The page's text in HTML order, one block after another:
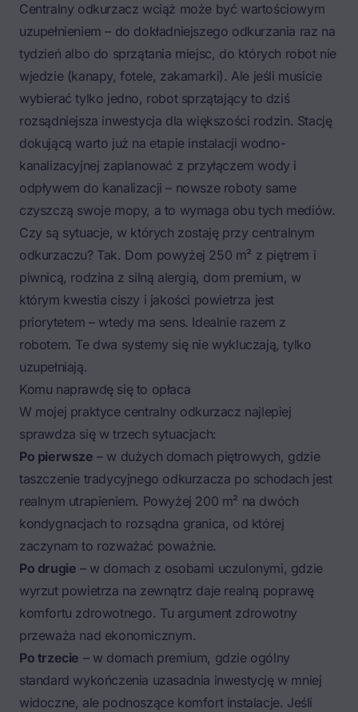
Centralny odkurzacz wciąż może być wartościowym
uzupełnieniem – do dokładniejszego odkurzania raz na
tydzień albo do sprzątania miejsc, do których robot nie
wjedzie (kanapy, fotele, zakamarki). Ale jeśli musicie
wybierać tylko jedno, robot sprzątający to dziś
rozsądniejsza inwestycja dla większości rodzin. Stację
dokującą warto już na etapie instalacji wodno-
kanalizacyjnej zaplanować z przyłączem wody i
odpływem do kanalizacji – nowsze roboty same
czyszczą swoje mopy, a to wymaga obu tych mediów.
Czy są sytuacje, w których zostaję przy centralnym
odkurzaczu? Tak. Dom powyżej 250 m² z piętrem i
piwnicą, rodzina z silną alergią, dom premium, w
którym kwestia ciszy i jakości powietrza jest
priorytetem – wtedy ma sens. Idealnie razem z
robotem. Te dwa systemy się nie wykluczają, tylko
uzupełniają.
Komu naprawdę się to opłaca
W mojej praktyce centralny odkurzacz najlepiej
sprawdza się w trzech sytuacjach:
Po pierwsze – w dużych domach piętrowych, gdzie
taszczenie tradycyjnego odkurzacza po schodach jest
realnym utrapieniem. Powyżej 200 m² na dwóch
kondygnacjach to rozsądna granica, od której
zaczynam to rozważać poważnie.
Po drugie – w domach z osobami uczulonymi, gdzie
wyrzut powietrza na zewnątrz daje realną poprawę
komfortu zdrowotnego. Tu argument zdrowotny
przeważa nad ekonomicznym.
Po trzecie – w domach premium, gdzie ogólny
standard wykończenia uzasadnia inwestycję w mniej
widoczne, ale podnoszące komfort instalacje. Jeśli